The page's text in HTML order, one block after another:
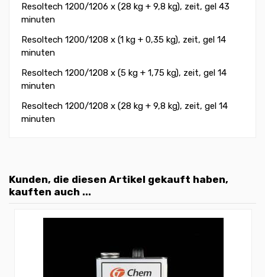
Resoltech 1200/1206 x (28 kg + 9,8 kg), zeit, gel 43
minuten
Resoltech 1200/1208 x (1 kg + 0,35 kg), zeit, gel 14
minuten
Resoltech 1200/1208 x (5 kg + 1,75 kg), zeit, gel 14
minuten
Resoltech 1200/1208 x (28 kg + 9,8 kg), zeit, gel 14
minuten
Kunden, die diesen Artikel gekauft haben,
kauften auch ...